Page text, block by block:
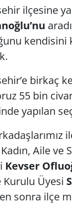
ilçesine
kendisini
birkaç
55 bin
yapılan
Aile ve
Kevser
Kurulu Üyesi
sonra ilçe